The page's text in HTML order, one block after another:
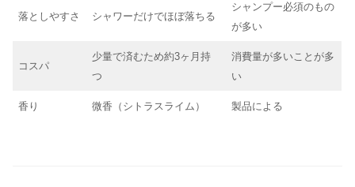
落としやすさ シャワーだけでほぼ落ちる
シャンプー必須のもの
が多い
コスパ
少量で済むため約3ヶ月持
つ
消費量が多いことが多
い
香り 微香（シトラスライム） 製品による